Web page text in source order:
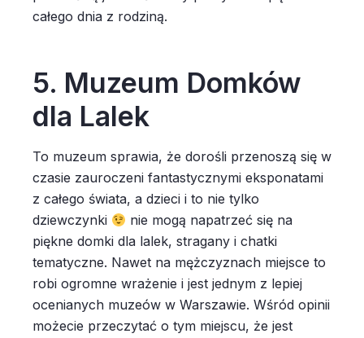
całego dnia z rodziną.
5. Muzeum Domków
dla Lalek
To muzeum sprawia, że dorośli przenoszą się w
czasie zauroczeni fantastycznymi eksponatami
z całego świata, a dzieci i to nie tylko
dziewczynki
nie mogą napatrzeć się na
piękne domki dla lalek, stragany i chatki
tematyczne. Nawet na mężczyznach miejsce to
robi ogromne wrażenie i jest jednym z lepiej
ocenianych muzeów w Warszawie. Wśród opinii
możecie przeczytać o tym miejscu, że jest